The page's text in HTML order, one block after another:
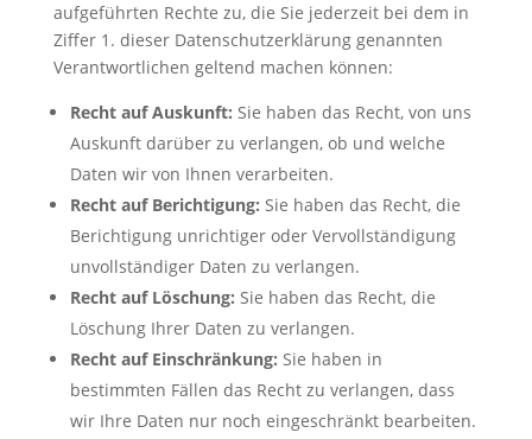
aufgeführten Rechte zu, die Sie jederzeit bei dem in
Ziffer 1. dieser Datenschutzerklärung genannten
Verantwortlichen geltend machen können:
Recht auf Auskunft: Sie haben das Recht, von uns
Auskunft darüber zu verlangen, ob und welche
Daten wir von Ihnen verarbeiten.
Recht auf Berichtigung: Sie haben das Recht, die
Berichtigung unrichtiger oder Vervollständigung
unvollständiger Daten zu verlangen.
Recht auf Löschung: Sie haben das Recht, die
Löschung Ihrer Daten zu verlangen.
Recht auf Einschränkung: Sie haben in
bestimmten Fällen das Recht zu verlangen, dass
wir Ihre Daten nur noch eingeschränkt bearbeiten.